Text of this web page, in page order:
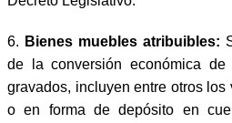
6. Bienes muebles atribuibles:
de la conversión económica de
gravados, incluyen entre otros
o en forma de depósito en